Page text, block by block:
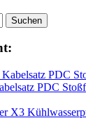
Suchen
PDC